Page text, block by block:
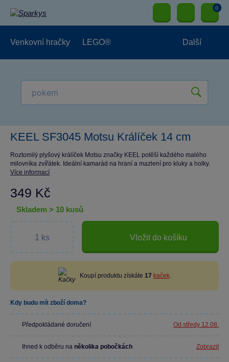
0
Venkovní hračky LEGO® Další
KEEL SF3045 Motsu Králíček 14 cm
Roztomilý plyšový králíček Motsu značky KEEL potěší každého malého
milovníka zvířátek. Ideální kamarád na hraní a mazlení pro kluky a holky.
Více informací
349 Kč
skladem > 10 kusů
Vložit do košíku
Koupí produktu získáte 17 kaček.
Kdy budu mít zboží doma?
Předpokládané doručení Od středy 12.08.
Ihned k odběru na několika pobočkách Zobrazit